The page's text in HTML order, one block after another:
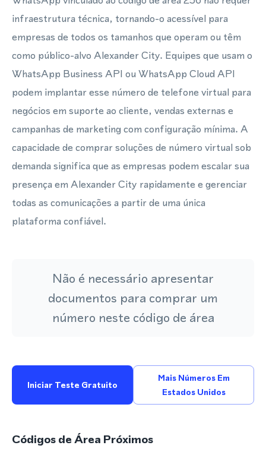
infraestrutura técnica, tornando-o acessível para
empresas de todos os tamanhos que operam ou têm
como público-alvo Alexander City. Equipes que usam o
WhatsApp Business API ou WhatsApp Cloud API
podem implantar esse número de telefone virtual para
negócios em suporte ao cliente, vendas externas e
campanhas de marketing com configuração mínima. A
capacidade de comprar soluções de número virtual sob
demanda significa que as empresas podem escalar sua
presença em Alexander City rapidamente e gerenciar
todas as comunicações a partir de uma única
plataforma confiável.
Não é necessário apresentar
documentos para comprar um
número neste código de área
Iniciar Teste Gratuito
Mais Números Em
Estados Unidos
Códigos de Área Próximos